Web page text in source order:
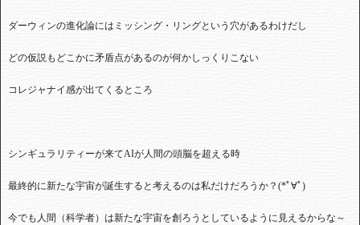
ダーウィンの進化論にはミッシング・リングという穴があるわけだし
どの仮説もどこかに矛盾点があるのが何かしっくりこない
コレジャナイ感が出てくるところ
シンギュラリティーが来てAIが人間の頭脳を超える時
最終的に新たな宇宙が誕生すると考えるのは私だけだろうか？(*ﾟ∀ﾟ)
今でも人間（科学者）は新たな宇宙を創ろうとしているように見えるからな～